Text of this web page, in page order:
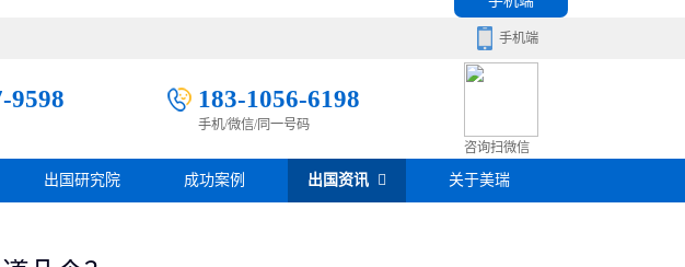
手机端
9598 183-1056-6198
手机/微信/同一号码
咨询扫微信
出国研究院 成功案例 出国资讯
房产知识 关于美瑞